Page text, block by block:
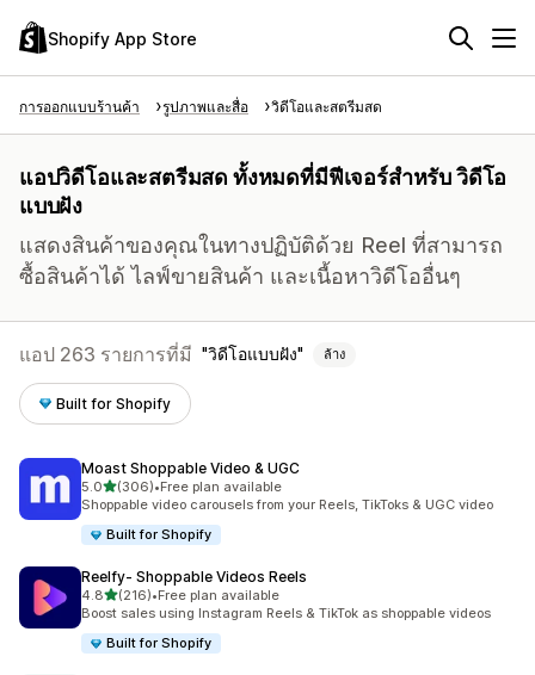
Shopify App Store
การออกแบบร้านค้า รูปภาพและสื่อ วิดีโอและสตรีมสด
แอปวิดีโอและสตรีมสด ทั้งหมดที่มีฟีเจอร์สำหรับ วิดีโอ
แบบฝัง
แสดงสินค้าของคุณในทางปฏิบัติด้วย Reel ที่สามารถ
ซื้อสินค้าได้ ไลฟ์ขายสินค้า และเนื้อหาวิดีโออื่นๆ
แอป 263 รายการที่มี วิดีโอแบบฝัง ล้าง
Built for Shopify
Moast Shoppable Video & UGC
5.0เต็ม 5 ดาว
(306)
ทั้งหมด 306 รีวิว
•Free plan available
Shoppable video carousels from your Reels, TikToks & UGC video
Built for Shopify
Reelfy‑ Shoppable Videos Reels
4.8เต็ม 5 ดาว
(216)
ทั้งหมด 216 รีวิว
•Free plan available
Boost sales using Instagram Reels & TikTok as shoppable videos
Built for Shopify